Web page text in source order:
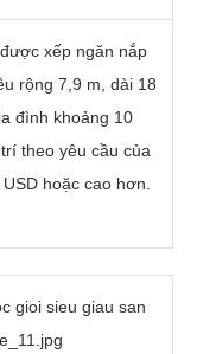
xếp ngăn nắp
rộng 7,9 m, dài 18
đình khoảng 10
theo yêu cầu của
hoặc cao hơn.